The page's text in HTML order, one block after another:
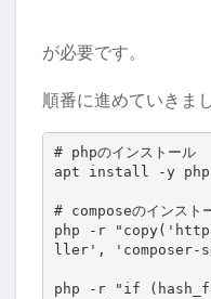
が必要です。
順番に進めていきま
# phpのインストール
apt install -y php
# composeのインスト
php -r
ller', 'composer-
php -r "if